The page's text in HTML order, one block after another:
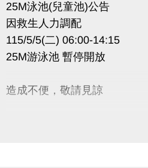
25M泳池(兒童池)公告
因救生人力調配
115/5/5(二) 06:00-14:15
25M游泳池 暫停開放
造成不便，敬請見諒